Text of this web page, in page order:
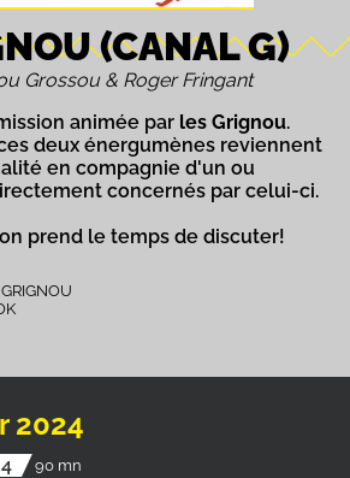
(CANAL G)
Grossou & Roger Fringant
animée par les Grignou.
deux énergumènes reviennent
en compagnie d'un ou
concernés par celui-ci.
prend le temps de discuter!
2024
90 mn